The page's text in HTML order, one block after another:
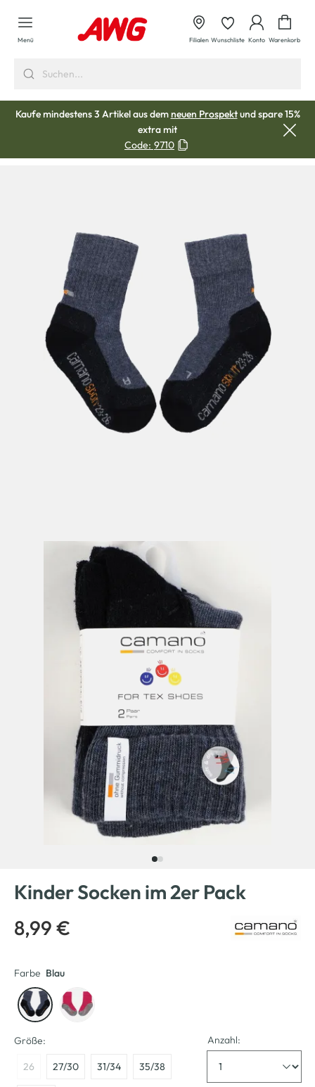
springen
Menü Filialen Wunschliste Konto Warenkorb
Kaufe mindestens 3 Artikel aus demneuen Prospektund spare 15%
extra mit
Code: 9710
Kinder Socken im 2er Pack
8,99 €
Farbe Blau
Größe:
26 27/30 31/34 35/38
Anzahl: